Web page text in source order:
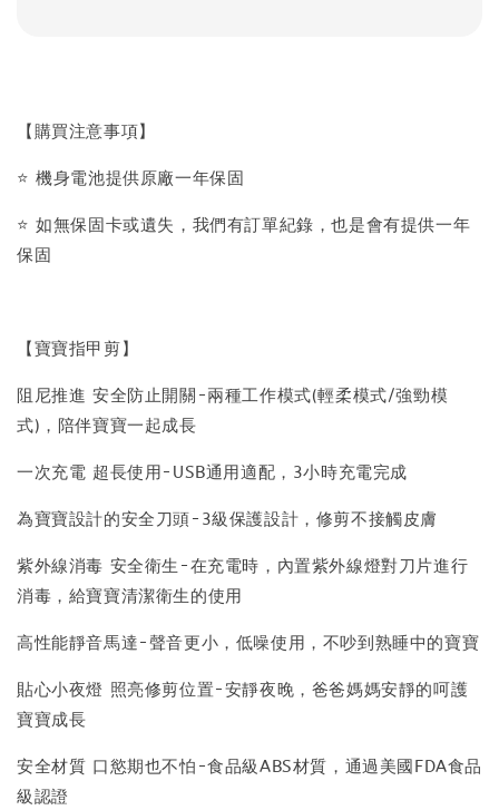
【購買注意事項】
⭐️ 機身電池提供原廠一年保固
⭐️ 如無保固卡或遺失，我們有訂單紀錄，也是會有提供一年
保固
【寶寶指甲剪】
阻尼推進 安全防止開關-兩種工作模式(輕柔模式/強勁模
式)，陪伴寶寶一起成長
一次充電 超長使用-USB通用適配，3小時充電完成
為寶寶設計的安全刀頭-3級保護設計，修剪不接觸皮膚
紫外線消毒 安全衛生-在充電時，內置紫外線燈對刀片進行
消毒，給寶寶清潔衛生的使用
高性能靜音馬達-聲音更小，低噪使用，不吵到熟睡中的寶寶
貼心小夜燈 照亮修剪位置-安靜夜晚，爸爸媽媽安靜的呵護
寶寶成長
安全材質 口慾期也不怕-食品級ABS材質，通過美國FDA食品
級認證